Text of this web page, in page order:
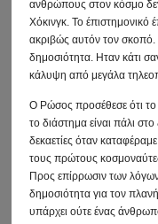
ανθρώπους στον κόσμο
Χόκινγκ. Το
ακριβώς αυτόν τον σκοπό.
δημοσιότητα. Ηταν κάτι
κάλυψη από μεγάλα
Ο Ρώσος προσέθεσε ότι το
το διάστημα είναι πάλι
δεκαετίες όταν
τους πρώτους
Προς επίρρωσιν των
δημοσιότητα για τον
υπάρχει ούτε ένας